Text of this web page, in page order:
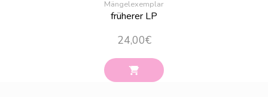
Mängelexemplar
früherer LP
24,00€